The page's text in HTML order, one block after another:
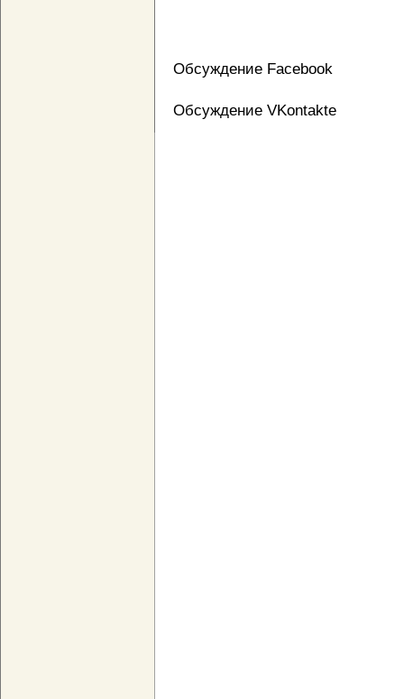
Обсуждение Facebook
Обсуждение VKontakte